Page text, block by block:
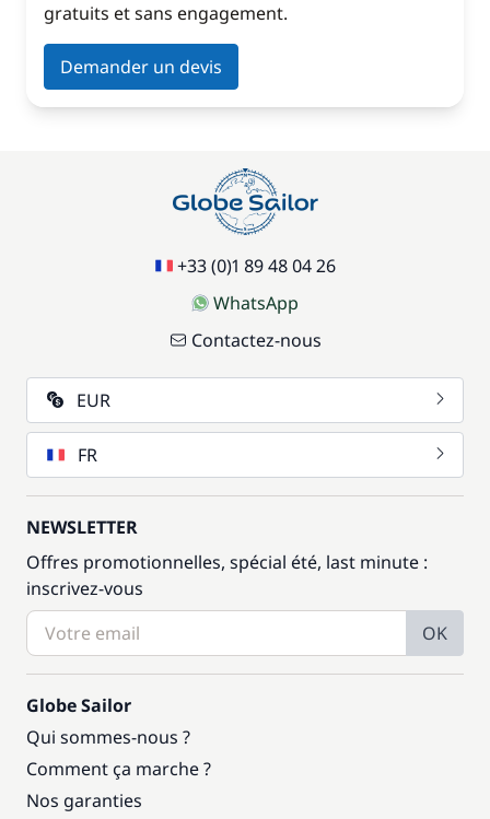
gratuits et sans engagement.
Demander un devis
+33 (0)1 89 48 04 26
WhatsApp
Contactez-nous
EUR
FR
NEWSLETTER
Offres promotionnelles, spécial été, last minute :
inscrivez-vous
OK
Globe Sailor
Qui sommes-nous ?
Comment ça marche ?
Nos garanties